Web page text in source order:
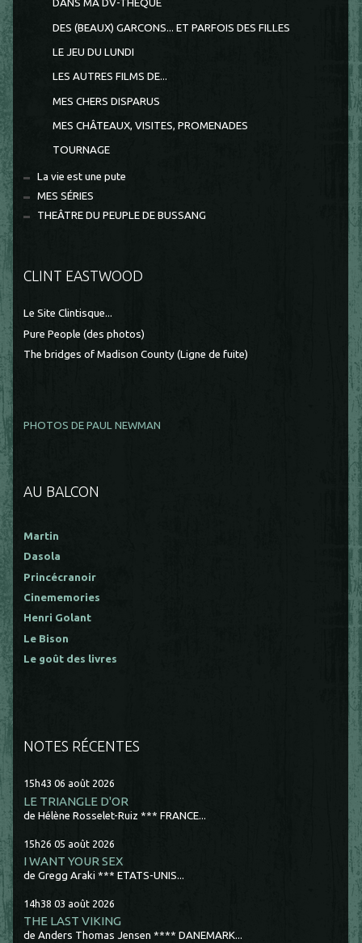
DANS MA DV-THEQUE
DES (BEAUX) GARCONS... ET PARFOIS DES FILLES
LE JEU DU LUNDI
LES AUTRES FILMS DE...
MES CHERS DISPARUS
MES CHÂTEAUX, VISITES, PROMENADES
TOURNAGE
La vie est une pute
MES SÉRIES
THEÂTRE DU PEUPLE DE BUSSANG
CLINT EASTWOOD
Le Site Clintisque...
Pure People (des photos)
The bridges of Madison County (Ligne de fuite)
PHOTOS DE PAUL NEWMAN
AU BALCON
Martin
Dasola
Princécranoir
Cinememories
Henri Golant
Le Bison
Le goût des livres
NOTES RÉCENTES
15h43 06 août 2026
LE TRIANGLE D'OR
de Hélène Rosselet-Ruiz *** FRANCE...
15h26 05 août 2026
I WANT YOUR SEX
de Gregg Araki *** ETATS-UNIS...
14h38 03 août 2026
THE LAST VIKING
de Anders Thomas Jensen **** DANEMARK...